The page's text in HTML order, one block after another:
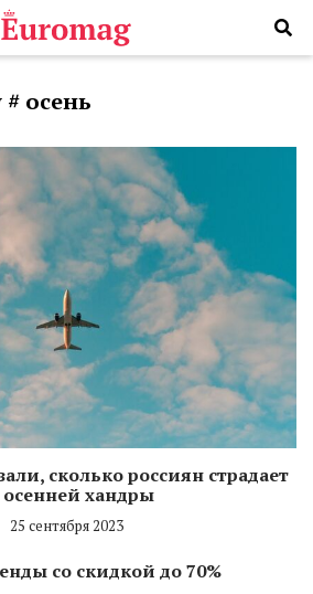
# осень
сколько россиян страдает
осенней хандры
25 сентября 2023
со скидкой до 70%